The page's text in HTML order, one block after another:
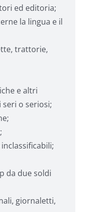
ed editoria;
la lingua e il
trattorie,
e altri
o seriosi;
da due soldi
giornaletti,